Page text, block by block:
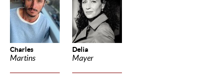
Charles
Martins
Delia
Mayer